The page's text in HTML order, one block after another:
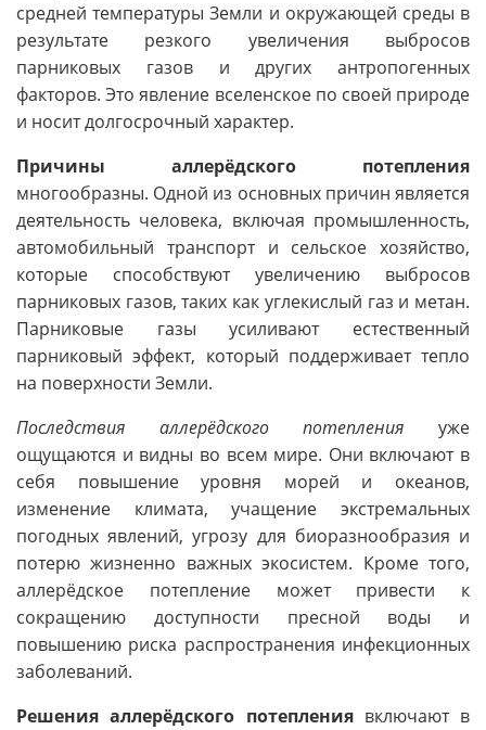
средней температуры Земли и окружающей среды в
результате резкого увеличения выбросов
парниковых газов и других антропогенных
факторов. Это явление вселенское по своей природе
и носит долгосрочный характер.
Причины аллерёдского потепления
многообразны. Одной из основных причин является
деятельность человека, включая промышленность,
автомобильный транспорт и сельское хозяйство,
которые способствуют увеличению выбросов
парниковых газов, таких как углекислый газ и метан.
Парниковые газы усиливают естественный
парниковый эффект, который поддерживает тепло
на поверхности Земли.
Последствия аллерёдского потепления уже
ощущаются и видны во всем мире. Они включают в
себя повышение уровня морей и океанов,
изменение климата, учащение экстремальных
погодных явлений, угрозу для биоразнообразия и
потерю жизненно важных экосистем. Кроме того,
аллерёдское потепление может привести к
сокращению доступности пресной воды и
повышению риска распространения инфекционных
заболеваний.
Решения аллерёдского потеплениявключают в